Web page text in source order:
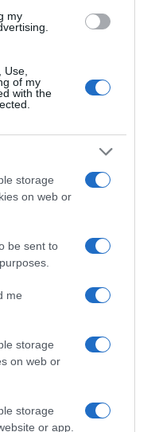
my
of my
with the
storage
on web or
be sent to
me
storage
on web or
storage
or app.
al cioccolato
crumble
dall'idea di
e cuochi
televisivi alle cucine di